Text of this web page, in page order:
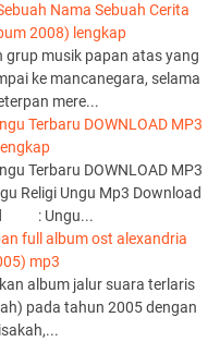
Nama Sebuah Cerita
2008) lengkap
grup musik papan atas yang
ke mancanegara, selama
mere...
Terbaru DOWNLOAD MP3
Terbaru DOWNLOAD MP3
Religi Ungu Mp3 Download
: Ungu...
full album ost alexandria
mp3
album jalur suara terlaris
pada tahun 2005 dengan